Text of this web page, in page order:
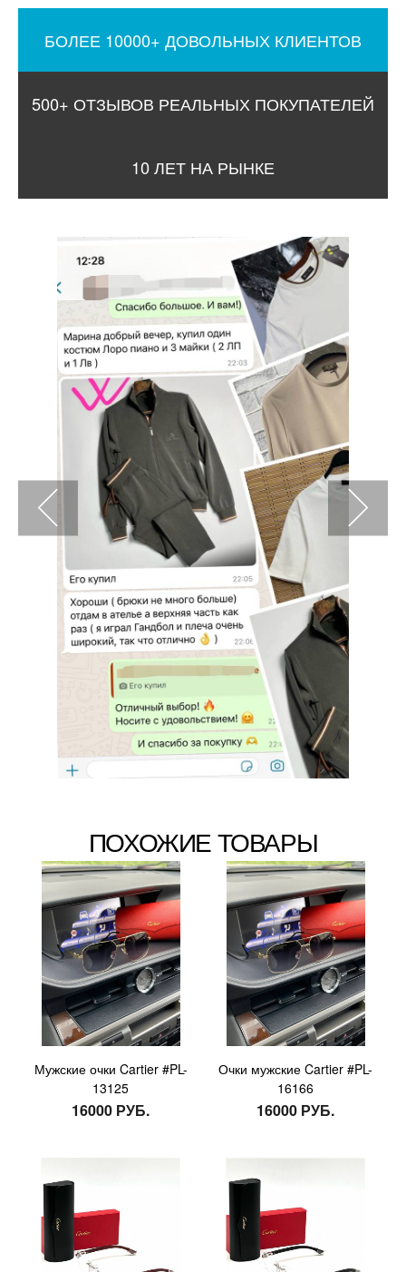
БОЛЕЕ 10000+ ДОВОЛЬНЫХ КЛИЕНТОВ
500+ ОТЗЫВОВ РЕАЛЬНЫХ ПОКУПАТЕЛЕЙ
10 ЛЕТ НА РЫНКЕ
ПОХОЖИЕ ТОВАРЫ
Мужские очки Cartier #PL-
13125
16000 РУБ.
Очки мужские Cartier #PL-
16166
16000 РУБ.